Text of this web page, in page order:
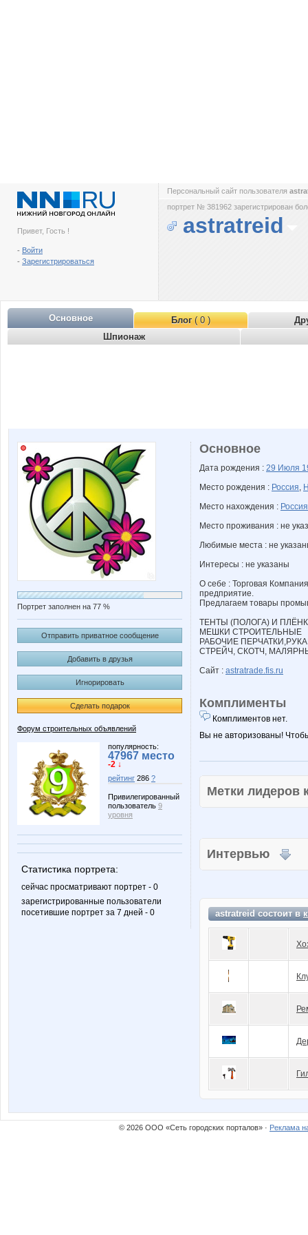
Привет, Гость !
- Войти
- Зарегистрироваться
Персональный сайт пользователя
портрет № 381962 зарегистрирован
astratreid
Основное Блог( 0 )
Шпионаж
Портрет заполнен на 77 %
Отправить приватное сообщение
Добавить в друзья
Игнорировать
Сделать подарок
Форум строительных объявлений
популярность:
47967 место
-2 ↓
рейтинг 286 ?
Привилегированный
пользователь 9
уровня
Статистика портрета:
сейчас просматривают портрет - 0
зарегистрированные пользователи
посетившие портрет за 7 дней - 0
Основное
Дата рождения : 29 Июля
Место рождения : Россия,
Место нахождения : Россия
Место проживания : не
Любимые места : не
Интересы : не указаны
О себе : Торговая
предприятие.
Предлагаем товары
ТЕНТЫ (ПОЛОГА) И
МЕШКИ СТРОИТЕЛЬНЫЕ
РАБОЧИЕ
СТРЕЙЧ, СКОТЧ,
Сайт : astratrade.fis.ru
Комплименты
Комплиментов нет.
Вы не авторизованы!
Метки
Интервью
astratreid состоит в
© 2026 ООО «Сеть городских порталов» · Реклама